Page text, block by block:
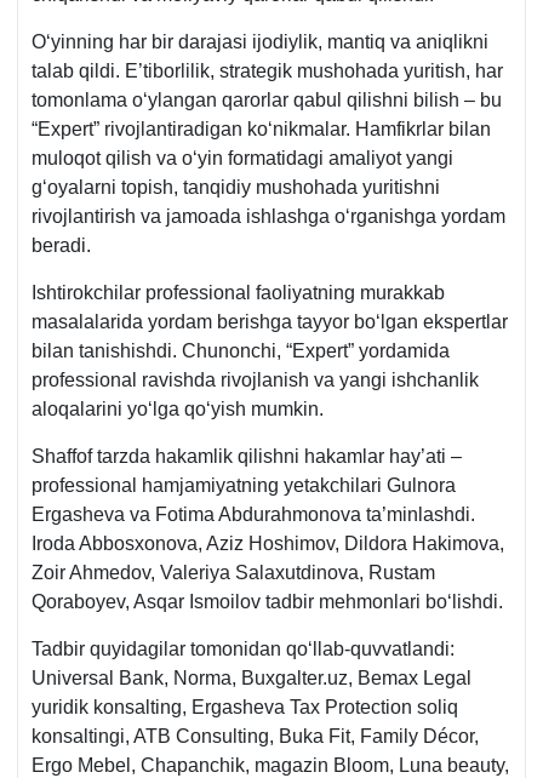
Oʻyinning har bir darajasi ijodiylik, mantiq va aniqlikni
talab qildi. E’tiborlilik, strategik mushohada yuritish, har
tomonlama oʻylangan qarorlar qabul qilishni bilish – bu
“Expert” rivojlantiradigan koʻnikmalar. Hamfikrlar bilan
muloqot qilish va oʻyin formatidagi amaliyot yangi
gʻoyalarni topish, tanqidiy mushohada yuritishni
rivojlantirish va jamoada ishlashga oʻrganishga yordam
beradi.
Ishtirokchilar professional faoliyatning murakkab
masalalarida yordam berishga tayyor boʻlgan ekspertlar
bilan tanishishdi. Chunonchi, “Expert” yordamida
professional ravishda rivojlanish va yangi ishchanlik
aloqalarini yoʻlga qoʻyish mumkin.
Shaffof tarzda hakamlik qilishni hakamlar hay’ati –
professional hamjamiyatning yetakchilari Gulnora
Ergasheva va Fotima Abdurahmonova ta’minlashdi.
Iroda Abbosхonova, Aziz Hoshimov, Dildora Hakimova,
Zoir Ahmedov, Valeriya Salaхutdinova, Rustam
Qoraboyev, Asqar Ismoilov tadbir mehmonlari boʻlishdi.
Tadbir quyidagilar tomonidan qoʻllab-quvvatlandi:
Universal Bank, Norma, Buxgalter.uz, Bemax Legal
yuridik konsalting, Ergasheva Tax Protection soliq
konsaltingi, ATB Consulting, Buka Fit, Family Décor,
Ergo Mebel, Chapanchik, magazin Bloom, Luna beauty,